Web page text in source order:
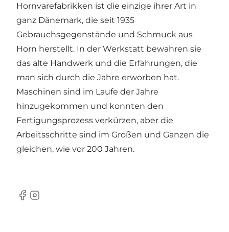
Hornvarefabrikken ist die einzige ihrer Art in
ganz Dänemark, die seit 1935
Gebrauchsgegenstände und Schmuck aus
Horn herstellt. In der Werkstatt bewahren sie
das alte Handwerk und die Erfahrungen, die
man sich durch die Jahre erworben hat.
Maschinen sind im Laufe der Jahre
hinzugekommen und konnten den
Fertigungsprozess verkürzen, aber die
Arbeitsschritte sind im Großen und Ganzen die
gleichen, wie vor 200 Jahren.
Facebook
Instagram